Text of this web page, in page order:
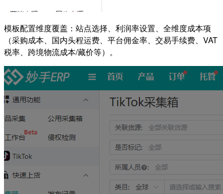
模板配置维度覆盖：站点选择、利润率设置、全维度成本项
（采购成本、国内头程运费、平台佣金率、交易手续费、VAT
税率、跨境物流成本/藏价等）。